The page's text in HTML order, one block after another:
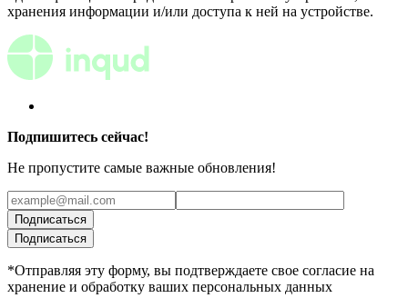
хранения информации и/или доступа к ней на устройстве.
Подпишитесь сейчас!
Не пропустите самые важные обновления!
Подписаться
Подписаться
*Отправляя эту форму, вы подтверждаете свое согласие на
хранение и обработку ваших персональных данных